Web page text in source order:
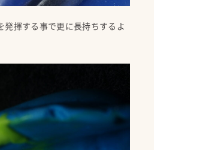
発揮する事で更に長持ちするよ